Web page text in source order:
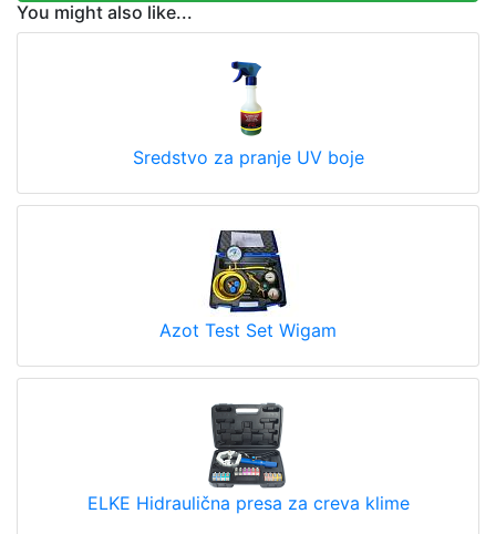
You might also like...
Sredstvo za pranje UV boje
Azot Test Set Wigam
ELKE Hidraulična presa za creva klime